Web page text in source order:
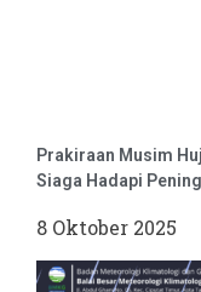
Prakiraan Musim
Siaga Hadapi
8 Oktober 2025